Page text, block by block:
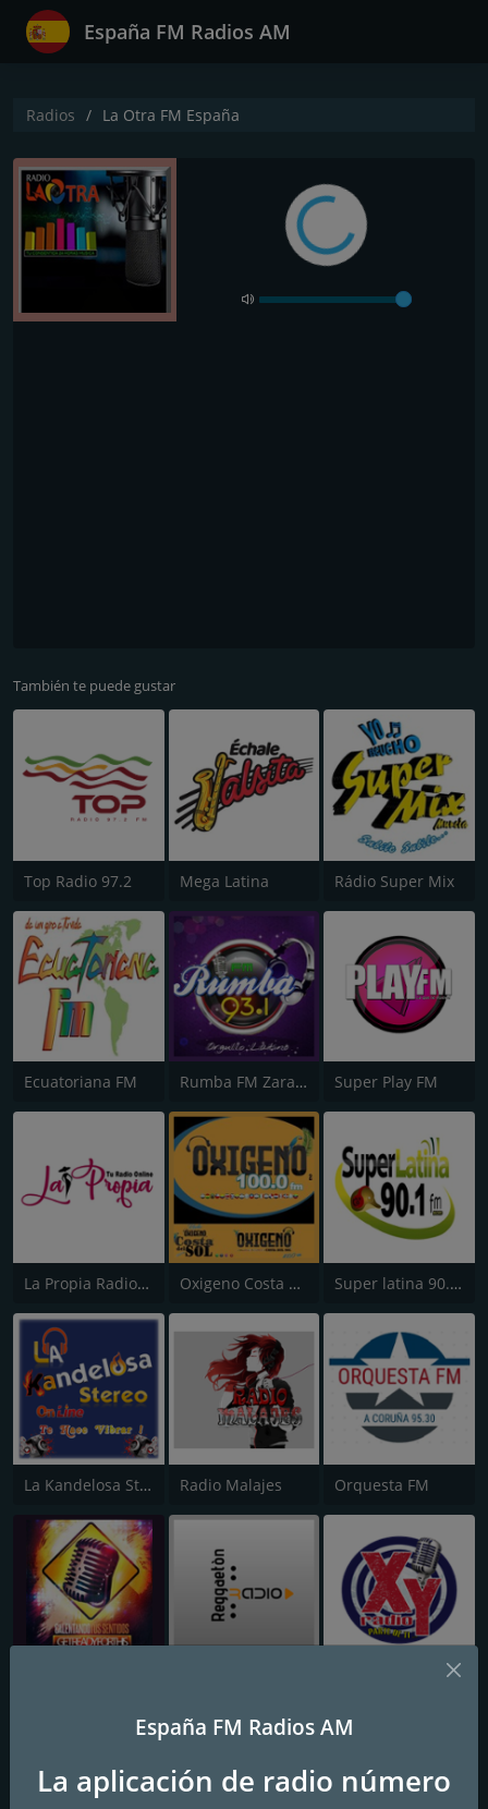
España FM Radios AM
Radios La Otra FM España
También te puede gustar
Top Radio 97.2 Mega Latina Rádio Super Mix
Ecuatoriana FM Rumba FM Zaragoza Super Play FM
La Propia Radio Valencia Oxigeno Costa del Sol Super latina 90.1 FM
La Kandelosa Stereo Radio Malajes Orquesta FM
España FM Radios AM
La aplicación de radio número